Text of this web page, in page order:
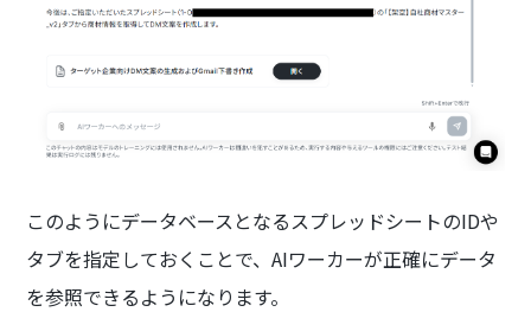
このようにデータベースとなるスプレッドシートのIDや
タブを指定しておくことで、AIワーカーが正確にデータ
を参照できるようになります。